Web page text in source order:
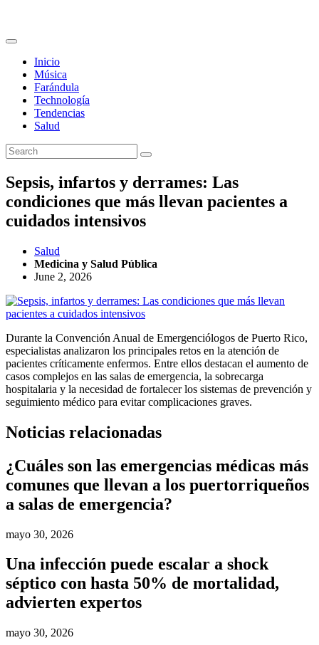
Inicio
Música
Farándula
Technología
Tendencias
Salud
Sepsis, infartos y derrames: Las
condiciones que más llevan pacientes a
cuidados intensivos
Salud
Medicina y Salud Pública
June 2, 2026
Durante la Convención Anual de Emergenciólogos de Puerto Rico,
especialistas analizaron los principales retos en la atención de
pacientes críticamente enfermos. Entre ellos destacan el aumento de
casos complejos en las salas de emergencia, la sobrecarga
hospitalaria y la necesidad de fortalecer los sistemas de prevención y
seguimiento médico para evitar complicaciones graves.
Noticias relacionadas
¿Cuáles son las emergencias médicas más
comunes que llevan a los puertorriqueños
a salas de emergencia?
mayo 30, 2026
Una infección puede escalar a shock
séptico con hasta 50% de mortalidad,
advierten expertos
mayo 30, 2026